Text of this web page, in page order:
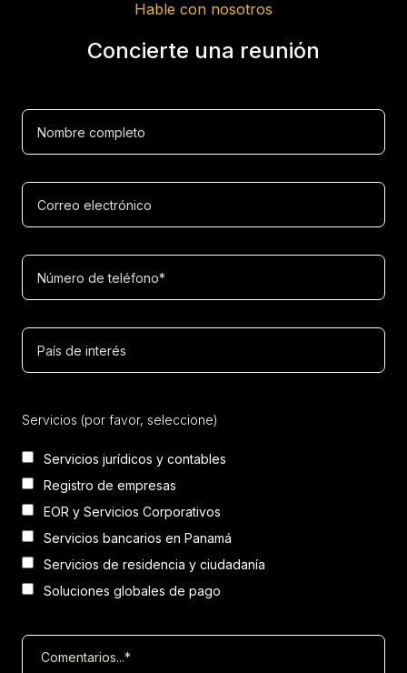
Hable con nosotros
Concierte una reunión
Servicios (por favor, seleccione)
Servicios jurídicos y contables
Registro de empresas
EOR y Servicios Corporativos
Servicios bancarios en Panamá
Servicios de residencia y ciudadanía
Soluciones globales de pago